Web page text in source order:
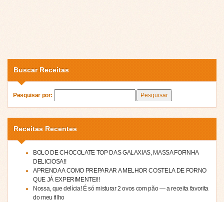
Buscar Receitas
Pesquisar por:
Receitas Recentes
BOLO DE CHOCOLATE TOP DAS GALAXIAS, MASSA FOFINHA
DELICIOSA!!
APRENDA A COMO PREPARAR A MELHOR COSTELA DE FORNO
QUE JÁ EXPERIMENTEI!!
Nossa, que delícia! É só misturar 2 ovos com pão — a receita favorita
do meu filho